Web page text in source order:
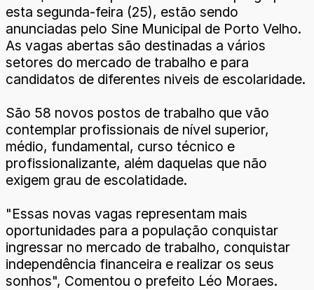
esta segunda-feira (25), estão sendo
anunciadas pelo Sine Municipal de Porto Velho.
As vagas abertas são destinadas a vários
setores do mercado de trabalho e para
candidatos de diferentes niveis de escolaridade.
São 58 novos postos de trabalho que vão
contemplar profissionais de nível superior,
médio, fundamental, curso técnico e
profissionalizante, além daquelas que não
exigem grau de escolatidade.
"Essas novas vagas representam mais
oportunidades para a população conquistar
ingressar no mercado de trabalho, conquistar
independência financeira e realizar os seus
sonhos", Comentou o prefeito Léo Moraes.